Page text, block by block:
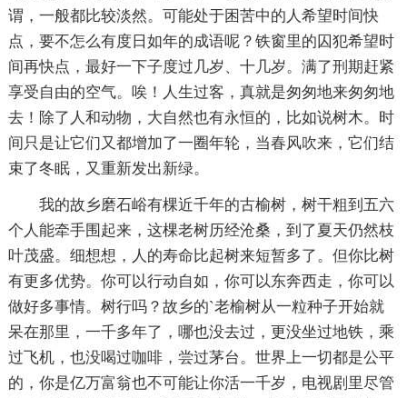
谓，一般都比较淡然。可能处于困苦中的人希望时间快
点，要不怎么有度日如年的成语呢？铁窗里的囚犯希望时
间再快点，最好一下子度过几岁、十几岁。满了刑期赶紧
享受自由的空气。唉！人生过客，真就是匆匆地来匆匆地
去！除了人和动物，大自然也有永恒的，比如说树木。时
间只是让它们又都增加了一圈年轮，当春风吹来，它们结
束了冬眠，又重新发出新绿。
我的故乡磨石峪有棵近千年的古榆树，树干粗到五六
个人能牵手围起来，这棵老树历经沧桑，到了夏天仍然枝
叶茂盛。细想想，人的寿命比起树来短暂多了。但你比树
有更多优势。你可以行动自如，你可以东奔西走，你可以
做好多事情。树行吗？故乡的`老榆树从一粒种子开始就
呆在那里，一千多年了，哪也没去过，更没坐过地铁，乘
过飞机，也没喝过咖啡，尝过茅台。世界上一切都是公平
的，你是亿万富翁也不可能让你活一千岁，电视剧里尽管